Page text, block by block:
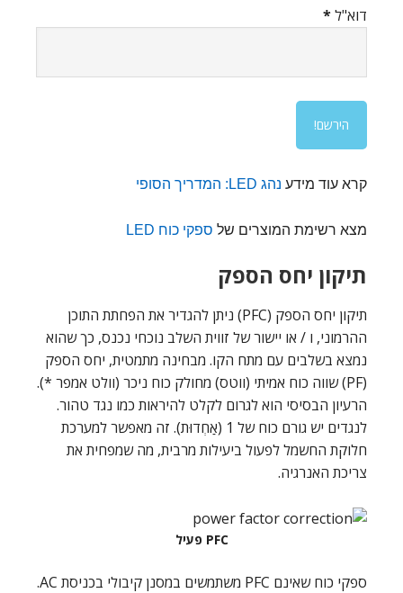
דוא"ל*
קרא עוד מידע נהג LED: המדריך הסופי
מצא רשימת המוצרים של ספקי כוח LED
תיקון יחס הספק
תיקון יחס הספק (PFC) ניתן להגדיר את הפחתת התוכן
ההרמוני, ו / או יישור של זווית השלב נוכחי נכנס, כך שהוא
נמצא בשלבים עם מתח הקו. מבחינה מתמטית, יחס הספק
(PF) שווה כוח אמיתי (ווטס) מחולק כוח ניכר (וולט אמפר *).
הרעיון הבסיסי הוא לגרום לקלט להיראות כמו נגד טהור.
לנגדים יש גורם כוח של 1 (אַחְדוּת). זה מאפשר למערכת
חלוקת החשמל לפעול ביעילות מרבית, מה שמפחית את
צריכת האנרגיה.
PFC פעיל
ספקי כוח שאינם PFC משתמשים במסנן קיבולי בכניסת AC.